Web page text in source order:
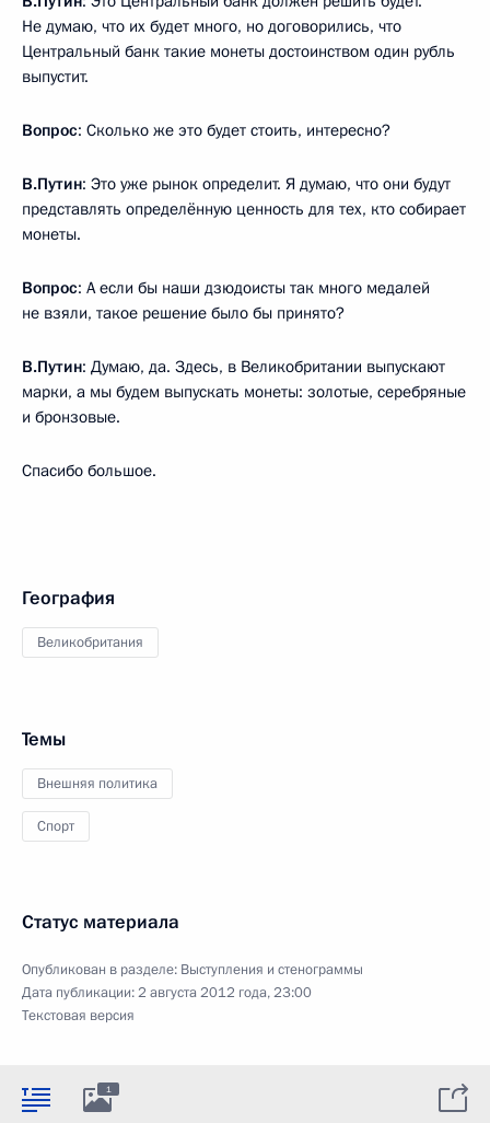
Не думаю, что их будет много, но договорились, что
Центральный банк такие монеты достоинством один рубль
выпустит.
Вопрос: Сколько же это будет стоить, интересно?
В.Путин: Это уже рынок определит. Я думаю, что они будут
представлять определённую ценность для тех, кто собирает
монеты.
Вопрос: А если бы наши дзюдоисты так много медалей
не взяли, такое решение было бы принято?
В.Путин: Думаю, да. Здесь, в Великобритании выпускают
марки, а мы будем выпускать монеты: золотые, серебряные
и бронзовые.
Спасибо большое.
География
Великобритания
Темы
Внешняя политика
Спорт
Статус материала
Опубликован в разделе: Выступления и стенограммы
Дата публикации:2 августа 2012 года, 23:00
Текстовая версия
1